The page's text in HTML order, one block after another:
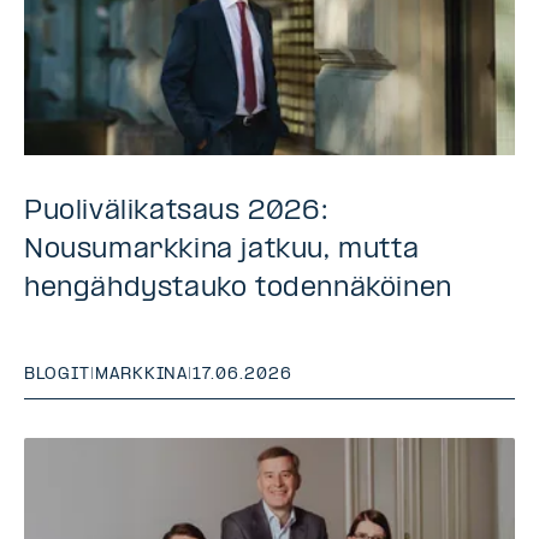
Puolivälikatsaus 2026:
Nousumarkkina jatkuu, mutta
hengähdystauko todennäköinen
BLOGIT | MARKKINA|17.06.2026